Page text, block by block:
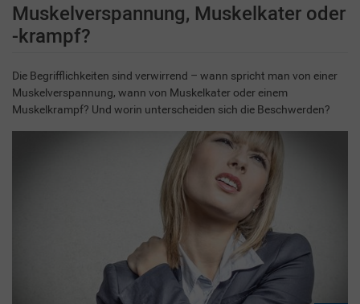
Muskelverspannung, Muskelkater oder
-krampf?
Die Begrifflichkeiten sind verwirrend – wann spricht man von einer
Muskelverspannung, wann von Muskelkater oder einem
Muskelkrampf? Und worin unterscheiden sich die Beschwerden?